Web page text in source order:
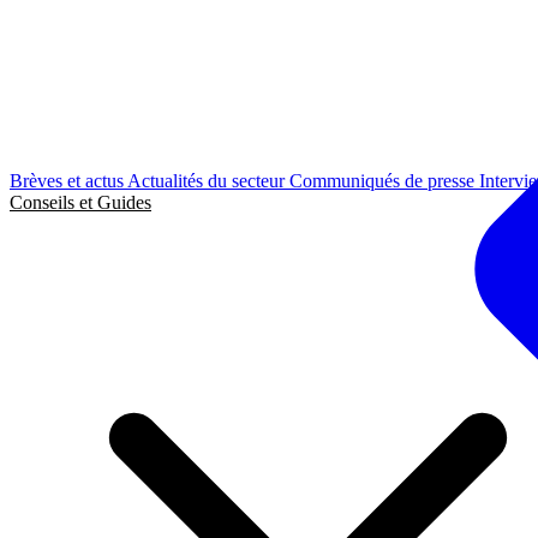
Brèves et actus Actualités du secteurCommuniqués de presse
Conseils et Guides